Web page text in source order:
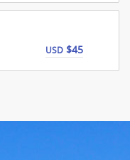
USD $45